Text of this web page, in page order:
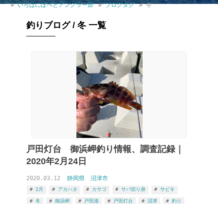
いろはにぽぺとアングラー部 ブログタグ 冬
釣りブログ / 冬 一覧
戸田灯台 御浜岬釣り情報、調査記録｜
2020年2月24日
2020.03.12 静岡県 沼津市
2月 アカハタ カサゴ サバ切り身 サビキ
冬 御浜岬 戸田港 戸田灯台 沼津 釣り